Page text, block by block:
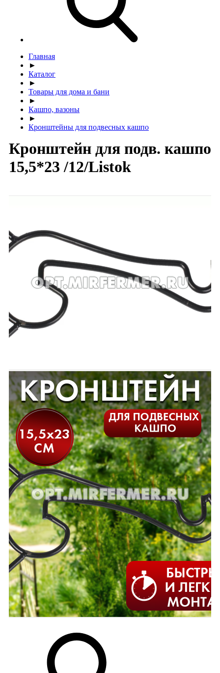
Главная
►
Каталог
►
Товары для дома и бани
►
Кашпо, вазоны
►
Кронштейны для подвесных кашпо
Кронштейн для подв. кашпо
15,5*23 /12/Listok